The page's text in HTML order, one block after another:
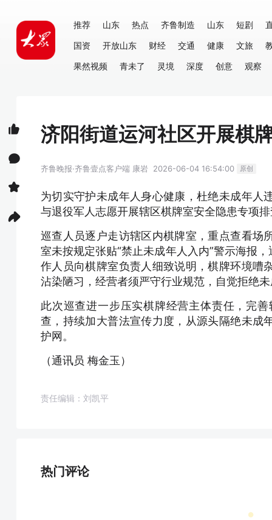
推荐 山东 热点 齐鲁制造 山东 短剧
国资
开放山东 财经 交通 健康 文旅
果然视频
青未了 灵境 深度 创意 观察
济阳街道运河社区开展棋
齐鲁晚报·齐鲁壹点客户端 康岩 2026-06-04 16:54:00 原创
为切实守护未成年人身心健康，杜绝未成年人
与退役军人志愿开展辖区棋牌室安全隐患专项
巡查人员逐户走访辖区内棋牌室，重点查看场
室未按规定张贴“禁止未成年人入内”警示海报
作人员向棋牌室负责人细致说明，棋牌环境嘈
沾染陋习，经营者须严守行业规范，自觉拒绝
此次巡查进一步压实棋牌经营主体责任，完
查，持续加大普法宣传力度，从源头隔绝未成
护网。
（通讯员 梅金玉）
责任编辑：刘凯平
热门评论